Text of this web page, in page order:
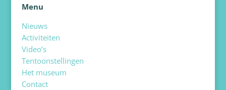
Menu
Nieuws
Activiteiten
Video’s
Tentoonstellingen
Het museum
Contact